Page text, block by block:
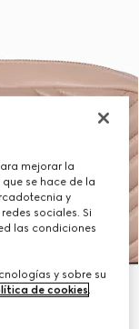
mejorar la
se hace de la
y
sociales. Si
las condiciones
y sobre su
de cookies.